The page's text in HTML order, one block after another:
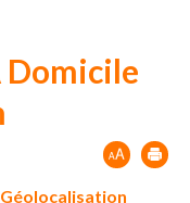
Domicile
Géolocalisation